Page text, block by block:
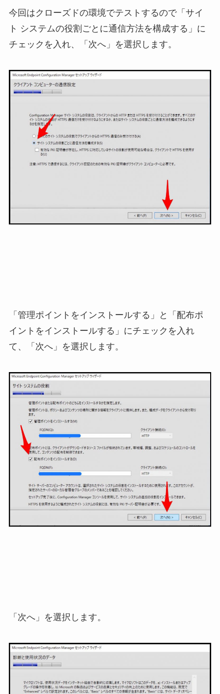
今回はクローズドの環境でテストするので「サイ
ト システムの役割ごとに通信方法を構成する」に
チェックを入れ、「次へ」を選択します。
「管理ポイントをインストールする」と「配布ポ
イントをインストールする」にチェックを入れ
て、「次へ」を選択します。
「次へ」を選択します。